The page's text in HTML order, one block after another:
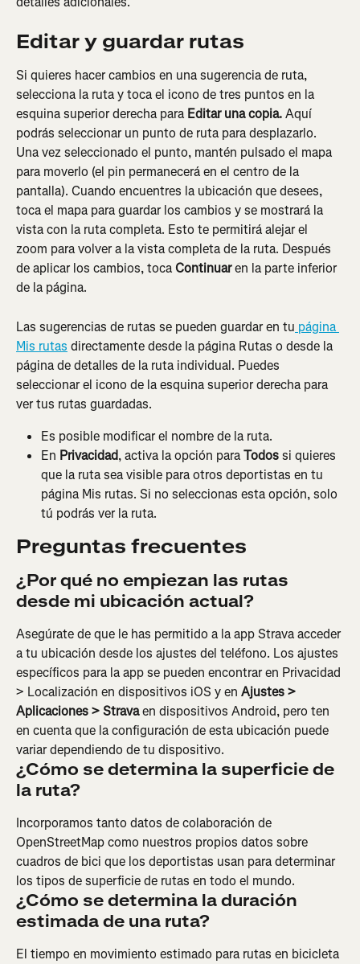
Editar y guardar rutas
Si quieres hacer cambios en una sugerencia de ruta,
selecciona la ruta y toca el icono de tres puntos en la
esquina superior derecha para Editar una copia. Aquí
podrás seleccionar un punto de ruta para desplazarlo.
Una vez seleccionado el punto, mantén pulsado el mapa
para moverlo (el pin permanecerá en el centro de la
pantalla). Cuando encuentres la ubicación que desees,
toca el mapa para guardar los cambios y se mostrará la
vista con la ruta completa. Esto te permitirá alejar el
zoom para volver a la vista completa de la ruta. Después
de aplicar los cambios, toca Continuar en la parte inferior
de la página.
Las sugerencias de rutas se pueden guardar en tu página
Mis rutas directamente desde la página Rutas o desde la
página de detalles de la ruta individual. Puedes
seleccionar el icono de la esquina superior derecha para
ver tus rutas guardadas.
Es posible modificar el nombre de la ruta.
En Privacidad, activa la opción para Todos si quieres
que la ruta sea visible para otros deportistas en tu
página Mis rutas. Si no seleccionas esta opción, solo
tú podrás ver la ruta.
Preguntas frecuentes
¿Por qué no empiezan las rutas
desde mi ubicación actual?
Asegúrate de que le has permitido a la app Strava acceder
a tu ubicación desde los ajustes del teléfono. Los ajustes
específicos para la app se pueden encontrar en Privacidad
> Localización en dispositivos iOS y en Ajustes >
Aplicaciones > Strava en dispositivos Android, pero ten
en cuenta que la configuración de esta ubicación puede
variar dependiendo de tu dispositivo.
¿Cómo se determina la superficie de
la ruta?
Incorporamos tanto datos de colaboración de
OpenStreetMap como nuestros propios datos sobre
cuadros de bici que los deportistas usan para determinar
los tipos de superficie de rutas en todo el mundo.
¿Cómo se determina la duración
estimada de una ruta?
El tiempo en movimiento estimado para rutas en bicicleta